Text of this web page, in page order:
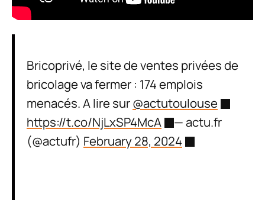
Bricoprivé, le site de ventes privées de
bricolage va fermer : 174 emplois
menacés. A lire sur@actutoulouse
https://t.co/NjLxSP4McA
— actu.fr
(@actufr) February 28, 2024